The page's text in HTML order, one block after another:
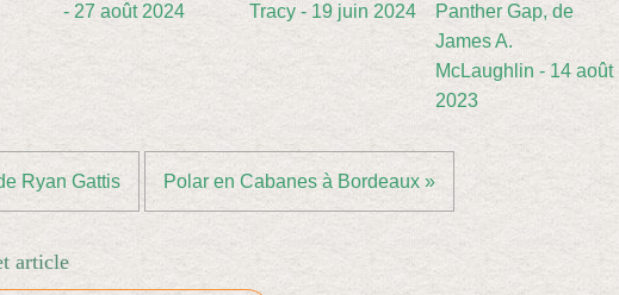
- 27 août 2024
Tracy - 19 juin 2024
Panther Gap, de
James A.
McLaughlin - 14 août
2023
Ryan Gattis Polar en Cabanes à Bordeaux »
article